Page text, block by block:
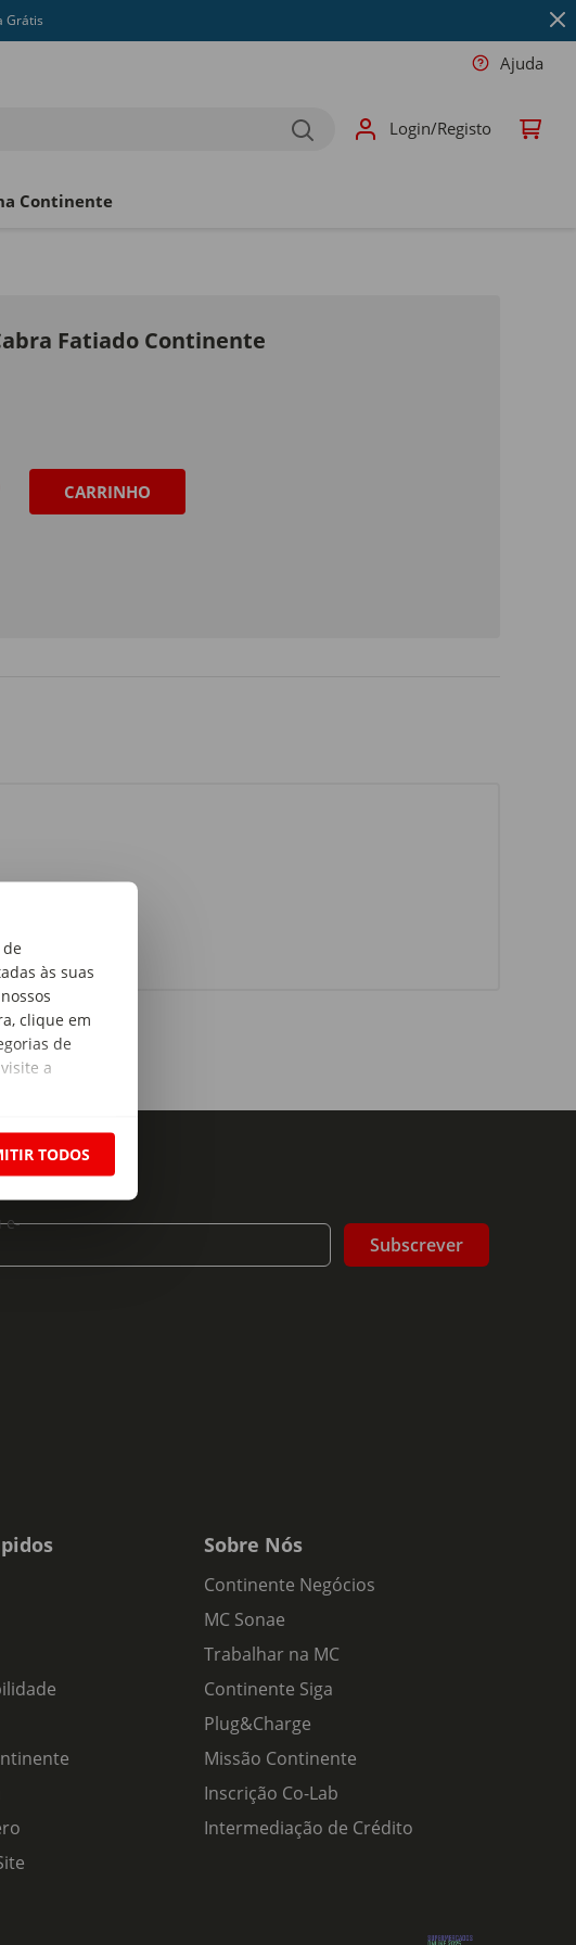
às suas
clique em
de
a
TODOS
Grátis
Ajuda
Login/Registo
Continente
Fatiado Continente
CARRINHO
e-
Subscrever
Sobre Nós
Continente Negócios
MC Sonae
Trabalhar na MC
Continente Siga
Plug&Charge
Missão Continente
Inscrição Co-Lab
Intermediação de Crédito